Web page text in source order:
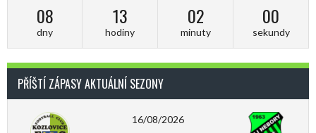
08
dny
13
hodiny
02
minuty
00
sekundy
PŘÍŠTÍ ZÁPASY AKTUÁLNÍ SEZONY
16/08/2026